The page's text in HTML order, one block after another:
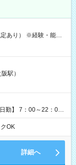
あり） ※経験・能力を
分があります。 雇用
1,180円以上
駅）
勤】 7：00～22：00
／ 1
OK
詳細へ